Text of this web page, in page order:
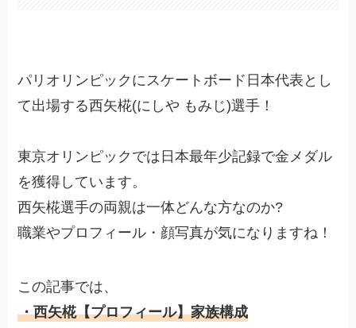
パリオリンピックにスケートボード日本代表とし
て出場する西矢椛(にしや もみじ)選手！
東京オリンピックでは日本最年少記録で金メダル
を獲得しています。
西矢椛選手の両親は一体どんな方なのか?
職業やプロフィール・顔写真が気になりますね！
この記事では、
・西矢椛【プロフィール】家族構成